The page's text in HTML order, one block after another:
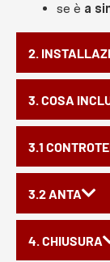
2.
3. COSA
3.1
3.2 ANTA
4. CHIUSURA
se è a